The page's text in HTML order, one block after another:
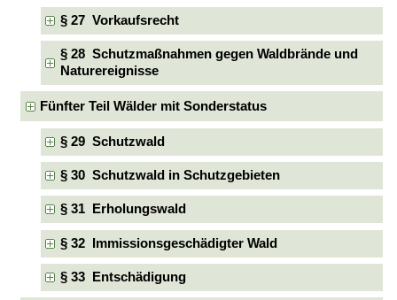
§ 27 Vorkaufsrecht
§ 28 Schutzmaßnahmen gegen Waldbrände und
Naturereignisse
Fünfter Teil Wälder mit Sonderstatus
§ 29 Schutzwald
§ 30 Schutzwald in Schutzgebieten
§ 31 Erholungswald
§ 32 Immissionsgeschädigter Wald
§ 33 Entschädigung